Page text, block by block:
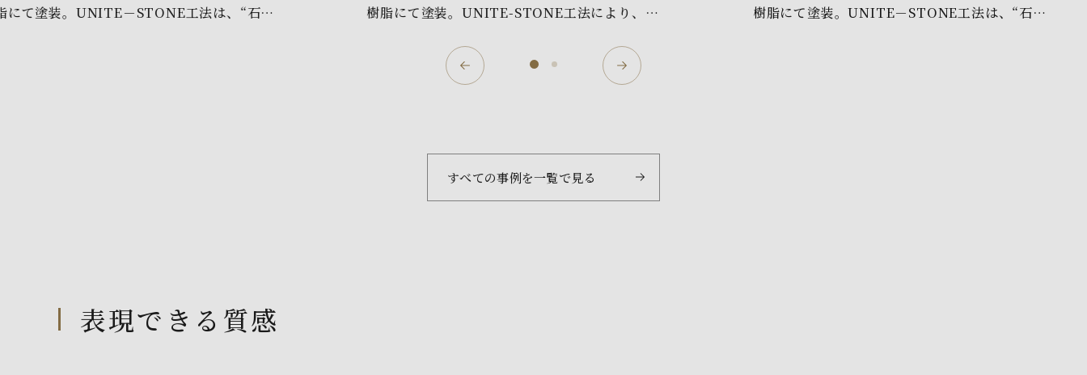
にて塗装。UNITE－STONE工法は、“石…
樹脂にて塗装。UNITE-STONE工法により、…
樹脂にて塗装。UNITE－STONE工法は、“石…
すべての事例を一覧で見る
表現できる質感